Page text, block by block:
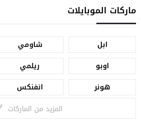
ماركات الموبايلات
ابل شاومي
اوبو
ريلمي
هونر
انفنكس
المزيد من الماركات